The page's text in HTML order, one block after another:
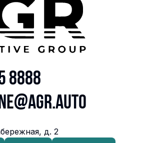
8888
д. 2